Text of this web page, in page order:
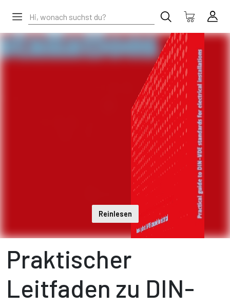
Reinlesen
Praktischer
Leitfaden zu DIN-